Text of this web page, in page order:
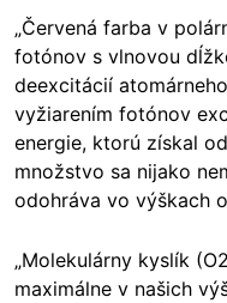
„Červená farba v
fotónov s vlnovou
deexcitácií
vyžiarením fotónov
energie, ktorú získal
množstvo sa nijako
odohráva vo výškach
„Molekulárny kyslík
maximálne v našich